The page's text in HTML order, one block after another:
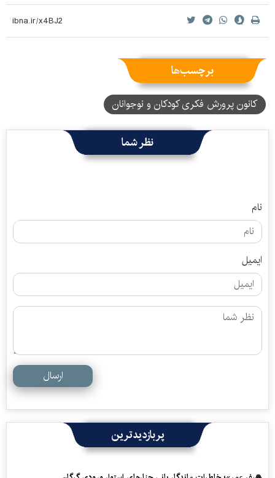
برچسب‌ها
کانون پرورش فکری کودکان و نوجوانان
نظر شما
نام
ایمیل
ارسال
پربازدیدترین